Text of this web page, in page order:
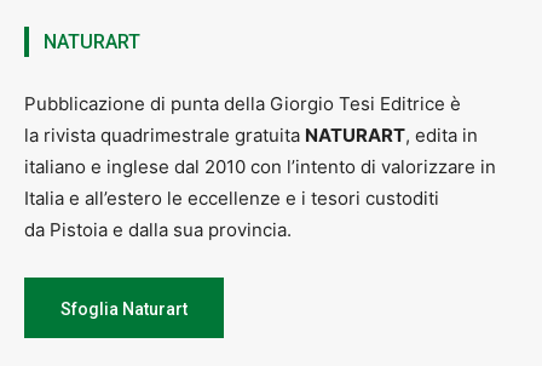
NATURART
Pubblicazione di punta della Giorgio Tesi Editrice è
la rivista quadrimestrale gratuita NATURART, edita in
italiano e inglese dal 2010 con l’intento di valorizzare in
Italia e all’estero le eccellenze e i tesori custoditi
da Pistoia e dalla sua provincia.
Sfoglia Naturart